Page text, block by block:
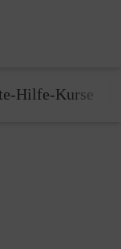
Hilfe-Kurse